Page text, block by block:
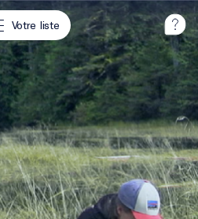
Votre liste